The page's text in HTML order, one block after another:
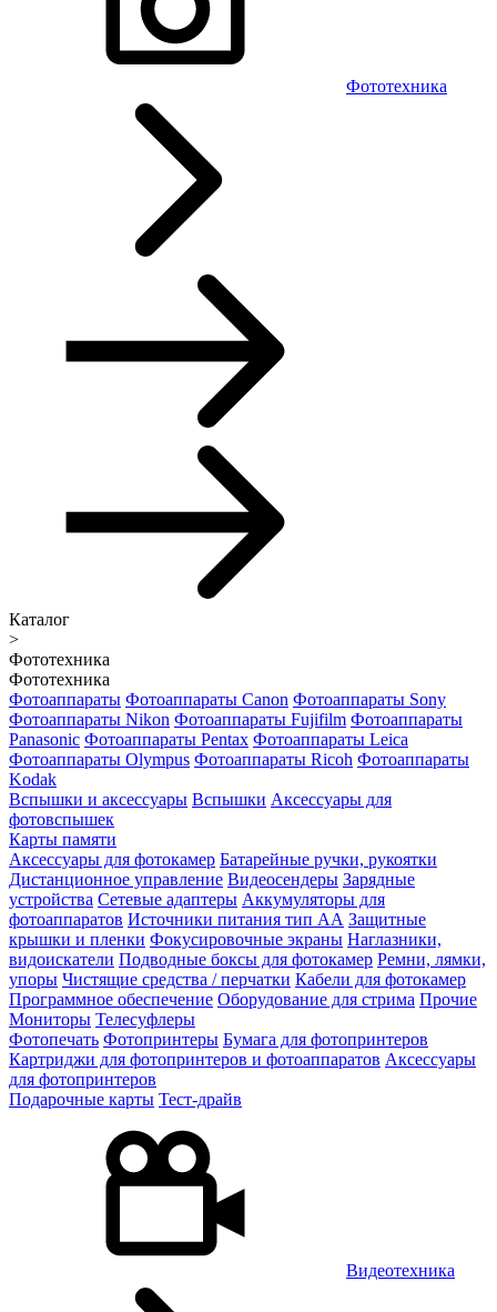
Фототехника
Каталог
>
Фототехника
Фототехника
Фотоаппараты Фотоаппараты Canon Фотоаппараты Sony
Фотоаппараты Nikon Фотоаппараты Fujifilm Фотоаппараты
Panasonic Фотоаппараты Pentax Фотоаппараты Leica
Фотоаппараты Olympus Фотоаппараты Ricoh Фотоаппараты
Kodak
Вспышки и аксессуары Вспышки Аксессуары для
фотовспышек
Карты памяти
Аксессуары для фотокамер Батарейные ручки, рукоятки
Дистанционное управление Видеосендеры Зарядные
устройства Сетевые адаптеры Аккумуляторы для
фотоаппаратов Источники питания тип АА Защитные
крышки и пленки Фокусировочные экраны Наглазники,
видоискатели Подводные боксы для фотокамер Ремни, лямки,
упоры Чистящие средства / перчатки Кабели для фотокамер
Программное обеспечение Оборудование для стрима Прочие
Мониторы Телесуфлеры
Фотопечать Фотопринтеры Бумага для фотопринтеров
Картриджи для фотопринтеров и фотоаппаратов Аксессуары
для фотопринтеров
Подарочные карты Тест-драйв
Видеотехника